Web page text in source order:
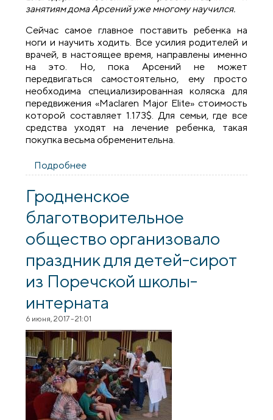
занятиям дома Арсений уже многому научился.
Сейчас самое главное поставить ребенка на
ноги и научить ходить. Все усилия родителей и
врачей, в настоящее время, направлены именно
на это. Но, пока Арсений не может
передвигаться самостоятельно, ему просто
необходима специализированная коляска для
передвижения «Maclaren Major Elite» стоимость
которой составляет 1.173$. Для семьи, где все
средства уходят на лечение ребенка, такая
покупка весьма обременительна.
Подробнее
необходима специализированная
Гродненское
благотворительное
общество организовало
праздник для детей-сирот
из Поречской школы-
интерната
6 июня, 2017 - 21:01